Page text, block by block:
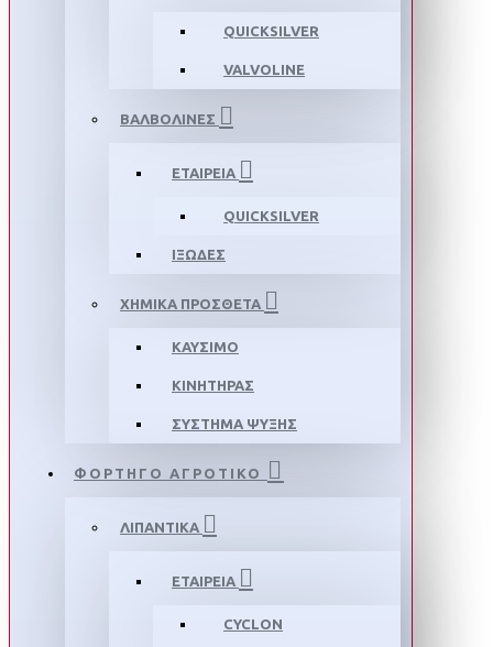
QUICKSILVER
VALVOLINE
ΒΑΛΒΟΛΙΝΕΣ
ΕΤΑΙΡΕΙΑ
QUICKSILVER
ΙΞΩΔΕΣ
ΧΗΜΙΚΑ ΠΡΟΣΘΕΤΑ
ΚΑΥΣΙΜΟ
ΚΙΝΗΤΗΡΑΣ
ΣΥΣΤΗΜΑ ΨΥΞΗΣ
ΦΟΡΤΗΓΟ ΑΓΡΟΤΙΚΟ
ΛΙΠΑΝΤΙΚΑ
ΕΤΑΙΡΕΙΑ
CYCLON